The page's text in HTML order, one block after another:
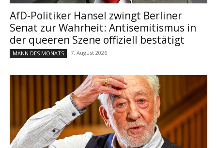
AfD-Politiker Hansel zwingt Berliner
Senat zur Wahrheit: Antisemitismus in
der queeren Szene offiziell bestätigt
MANN DES MONATS 7. August 2026